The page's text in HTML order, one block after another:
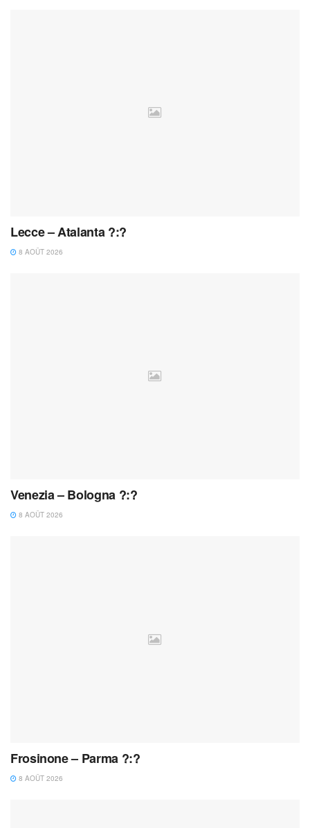
Lecce – Atalanta ?:?
8 AOÛT 2026
Venezia – Bologna ?:?
8 AOÛT 2026
Frosinone – Parma ?:?
8 AOÛT 2026